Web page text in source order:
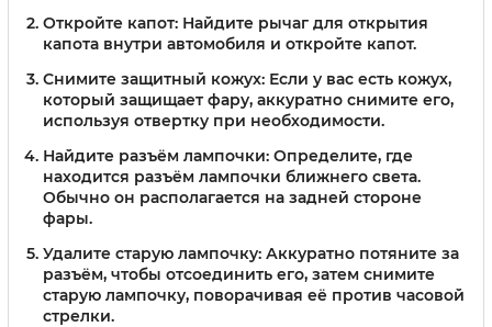
Откройте капот: Найдите рычаг для открытия
капота внутри автомобиля и откройте капот.
Снимите защитный кожух: Если у вас есть кожух,
который защищает фару, аккуратно снимите его,
используя отвертку при необходимости.
Найдите разъём лампочки: Определите, где
находится разъём лампочки ближнего света.
Обычно он располагается на задней стороне
фары.
Удалите старую лампочку: Аккуратно потяните за
разъём, чтобы отсоединить его, затем снимите
старую лампочку, поворачивая её против часовой
стрелки.